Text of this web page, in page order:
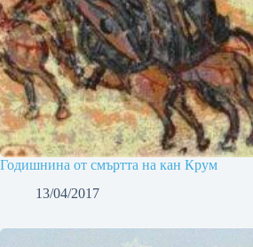
Годишнина от смъртта на кан Крум
13/04/2017